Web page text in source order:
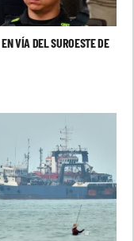
VÍA DEL SUROESTE DE